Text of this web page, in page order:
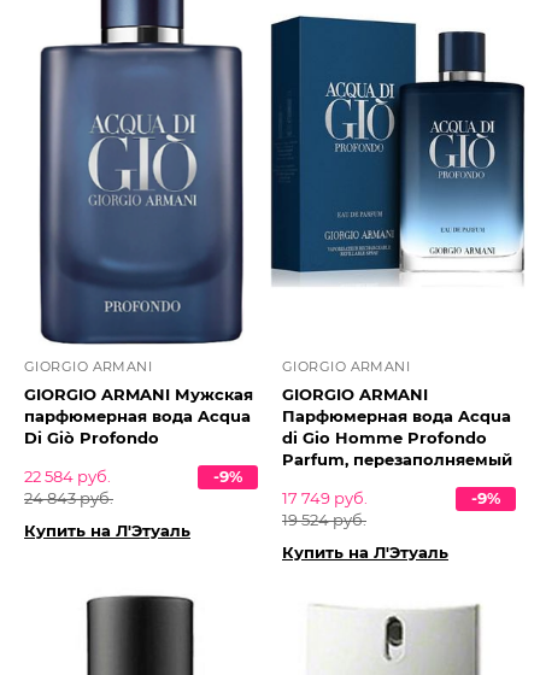
GIORGIO ARMANI
GIORGIO ARMANI Мужская
парфюмерная вода Acqua
Di Giò Profondo
22 584 руб.
24 843 руб.
-9%
Купить на Л'Этуаль
GIORGIO ARMANI
GIORGIO ARMANI
Парфюмерная вода Acqua
di Gio Homme Profondo
Parfum, перезаполняемый
17 749 руб.
19 524 руб.
-9%
Купить на Л'Этуаль